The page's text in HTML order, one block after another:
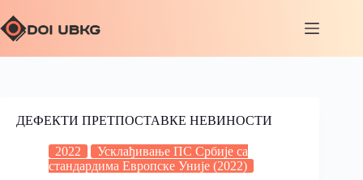
ДЕФЕКТИ ПРЕТПОСТАВКЕ НЕВИНОСТИ
2022
Усклађивање ПС Србије са
стандардима Европске Уније (2022)